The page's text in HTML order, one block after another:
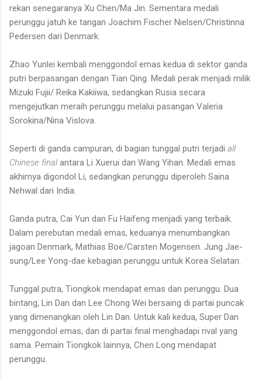
rekan senegaranya Xu Chen/Ma Jin. Sementara medali
perunggu jatuh ke tangan Joachim Fischer Nielsen/Christinna
Pedersen dari Denmark.
Zhao Yunlei kembali menggondol emas kedua di sektor ganda
putri berpasangan dengan Tian Qing. Medali perak menjadi milik
Mizuki Fujii/ Reika Kakiiwa, sedangkan Rusia secara
mengejutkan meraih perunggu melalui pasangan Valeria
Sorokina/Nina Vislova.
Seperti di ganda campuran, di bagian tunggal putri terjadi all
Chinese finalantara Li Xuerui dan Wang Yihan. Medali emas
akhirnya digondol Li, sedangkan perunggu diperoleh Saina
Nehwal dari India.
Ganda putra, Cai Yun dan Fu Haifeng menjadi yang terbaik.
Dalam perebutan medali emas, keduanya menumbangkan
jagoan Denmark, Mathias Boe/Carsten Mogensen. Jung Jae-
sung/Lee Yong-dae kebagian perunggu untuk Korea Selatan.
Tunggal putra, Tiongkok mendapat emas dan perunggu. Dua
bintang, Lin Dan dan Lee Chong Wei bersaing di partai puncak
yang dimenangkan oleh Lin Dan. Untuk kali kedua, Super Dan
menggondol emas, dan di partai final menghadapi rival yang
sama. Pemain Tiongkok lainnya, Chen Long mendapat
perunggu.